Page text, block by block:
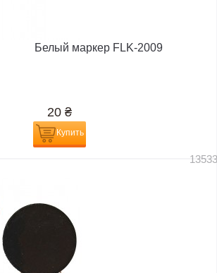
Белый маркер FLK-2009
20 ₴
Купить